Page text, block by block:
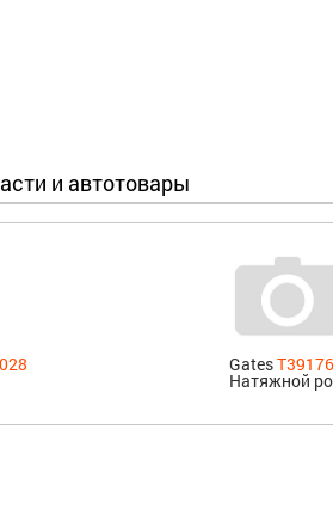
и автотовары
GatesT39176
Натяжной